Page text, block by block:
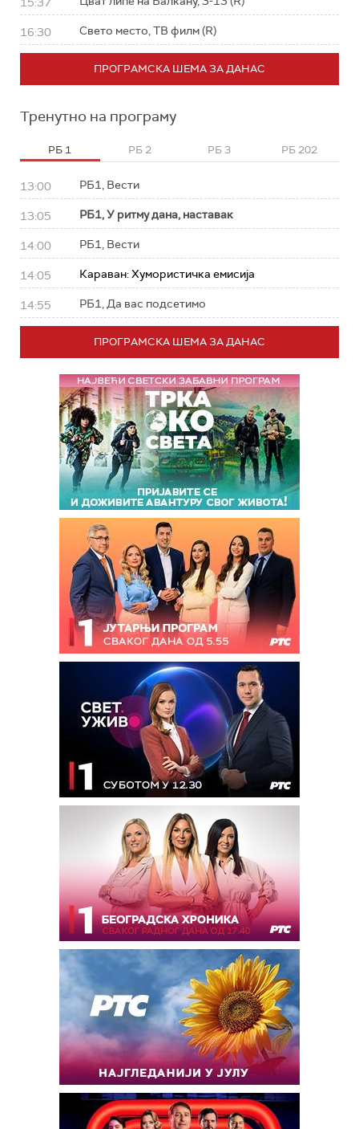
16:30 Свето место, ТВ филм (R)
ПРОГРАМСКА ШЕМА ЗА ДАНАС
Тренутно на програму
РБ 1 РБ 2 РБ 3 РБ 202
13:00 РБ1, Вести
13:05 РБ1, У ритму дана, наставак
14:00 РБ1, Вести
14:05 Караван: Хумористичка емисија
14:55 РБ1, Да вас подсетимо
ПРОГРАМСКА ШЕМА ЗА ДАНАС